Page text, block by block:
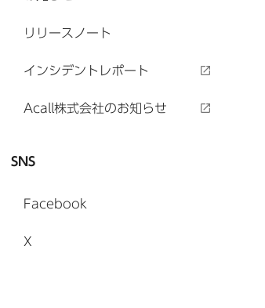
リリースノート
インシデントレポート
Acall株式会社のお知らせ
SNS
Facebook
X